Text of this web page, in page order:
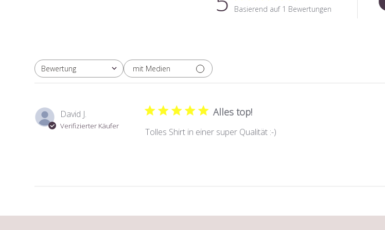
Basierend auf 1 Bewertungen
Bewertung
Alle Bewertungen mit Medien
David J.
Verifizierter Käufer
Alles top!
Tolles Shirt in einer super Qualität :-)